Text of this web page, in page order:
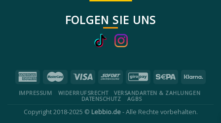
FOLGEN SIE UNS
IMPRESSUM WIDERRUFSRECHT
VERSANDARTEN & ZAHLUNGEN
DATENSCHUTZ
AGBS
Copyright 2018-2025 © Lebbio.de- Alle Rechte vorbehalten.